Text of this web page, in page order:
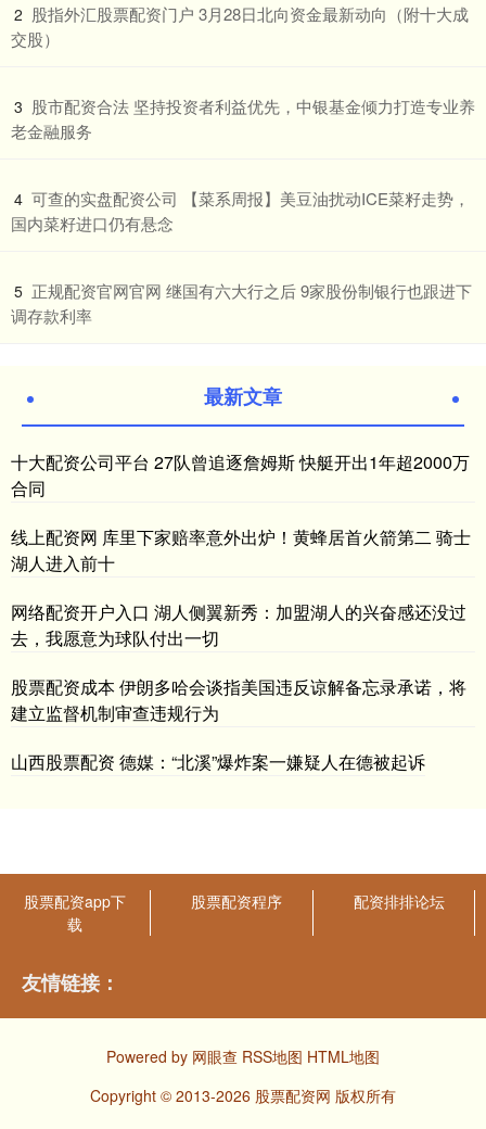
2 ​股指外汇股票配资门户 3月28日北向资金最新动向（附十大成
交股）
3 ​股市配资合法 坚持投资者利益优先，中银基金倾力打造专业养
老金融服务
4 ​可查的实盘配资公司 【菜系周报】美豆油扰动ICE菜籽走势，
国内菜籽进口仍有悬念
5 ​正规配资官网官网 继国有六大行之后 9家股份制银行也跟进下
调存款利率
最新文章
十大配资公司平台 27队曾追逐詹姆斯 快艇开出1年超2000万
合同
线上配资网 库里下家赔率意外出炉！黄蜂居首火箭第二 骑士
湖人进入前十
网络配资开户入口 湖人侧翼新秀：加盟湖人的兴奋感还没过
去，我愿意为球队付出一切
股票配资成本 伊朗多哈会谈指美国违反谅解备忘录承诺，将
建立监督机制审查违规行为
山西股票配资 德媒：“北溪”爆炸案一嫌疑人在德被起诉
股票配资app下
载
股票配资程序 配资排排论坛
友情链接：
Powered by 网眼查 RSS地图 HTML地图
Copyright © 2013-2026 股票配资网 版权所有